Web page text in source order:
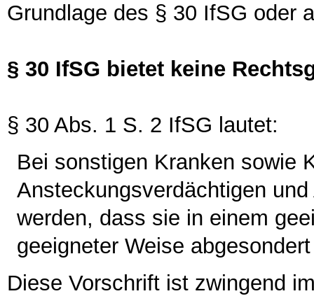
Grundlage des § 30 IfSG oder
§ 30 IfSG bietet keine
§ 30 Abs. 1 S. 2 IfSG lautet:
Bei sonstigen Kranken sowie
Ansteckungsverdächtigen
werden, dass sie in einem
geeigneter Weise
Diese Vorschrift ist zwingend